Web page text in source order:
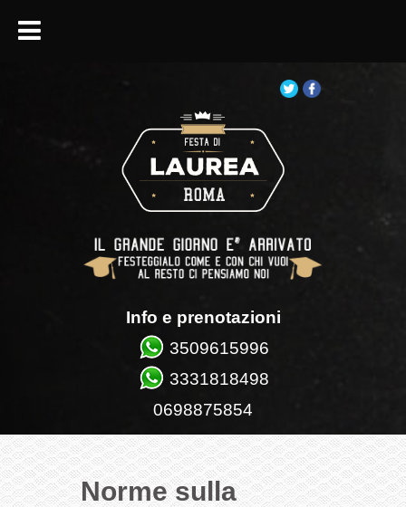
Info e prenotazioni
3509615996
3331818498
0698875854
Norme sulla